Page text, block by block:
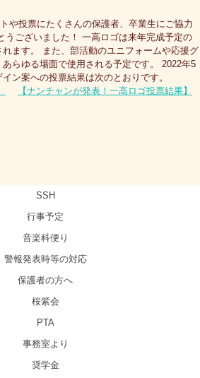
や投票にたくさんの保護者、卒業生にご協力
うございました！ 一高ロゴは来年完成予定の
ます。 また、部活動のユニフォームや応援グ
らゆる場面で使用される予定です。 2022年5
ン案への投票結果は次のとおりです。
【ナンチャンが発表！一高ロゴ投票結果】
SSH
行事予定
音楽科便り
警報発表時等の対応
保護者の方へ
桜紫会
PTA
事務室より
奨学金